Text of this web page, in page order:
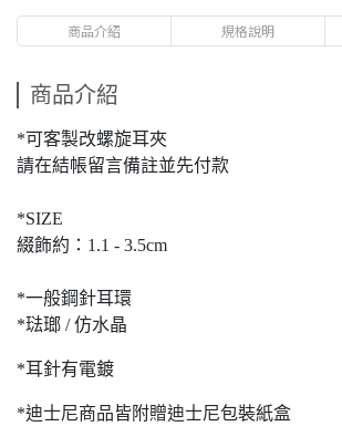
商品介紹 規格說明
商品介紹
*可客製改螺旋耳夾
請在結帳留言備註並先付款
*SIZE
綴飾約：1.1 - 3.5cm
*一般鋼針耳環
*琺瑯 / 仿水晶
*耳針有電鍍
*迪士尼商品皆附贈迪士尼包裝紙盒